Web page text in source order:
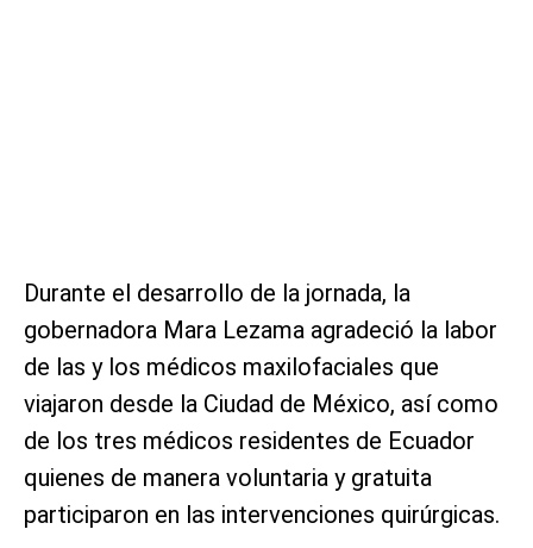
Durante el desarrollo de la jornada, la
gobernadora Mara Lezama agradeció la labor
de las y los médicos maxilofaciales que
viajaron desde la Ciudad de México, así como
de los tres médicos residentes de Ecuador
quienes de manera voluntaria y gratuita
participaron en las intervenciones quirúrgicas.